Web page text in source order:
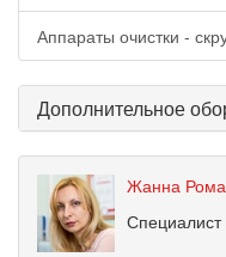
Аппараты очистки -
Дополнительное
Жанна